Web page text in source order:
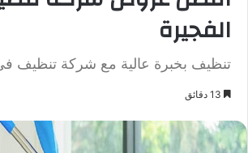
الفجيرة
تنظيف بخبرة عالية مع شركة تنظيف